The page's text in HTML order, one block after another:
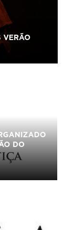
VERÃO
DO